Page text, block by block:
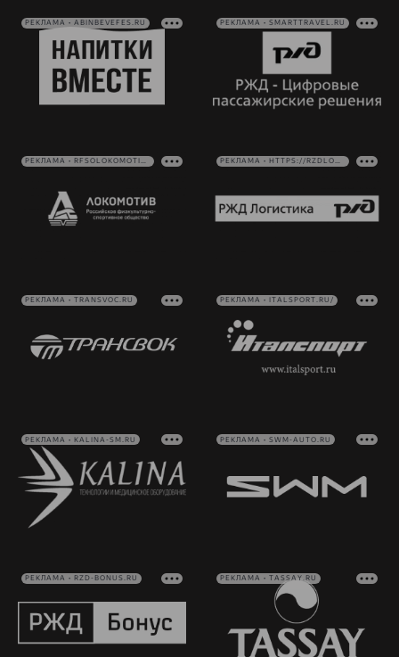
РЕКЛАМА • ABINBEVEFES.RU РЕКЛАМА • SMARTTRAVEL.RU
РЕКЛАМА • RFSOLOKOMOTIV.RU РЕКЛАМА • HTTPS://RZDLOG.RU/
РЕКЛАМА • TRANSVOC.RU РЕКЛАМА • ITALSPORT.RU/
РЕКЛАМА • KALINA-SM.RU РЕКЛАМА • SWM-AUTO.RU
РЕКЛАМА • RZD-BONUS.RU РЕКЛАМА • TASSAY.RU